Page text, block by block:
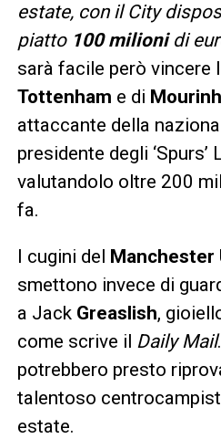
estate, con il City
piatto 100 milionidi
sarà facile però vincere
Tottenham e di
attaccante della
presidente degli ‘Spurs’
valutandolo oltre 200
fa.
I cugini del Manchester
smettono invece di
a Jack Greaslish,
come scrive il Daily Mail
potrebbero presto
talentoso
estate.